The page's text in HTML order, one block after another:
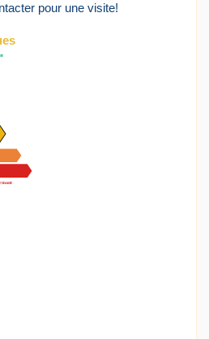
pour une visite!